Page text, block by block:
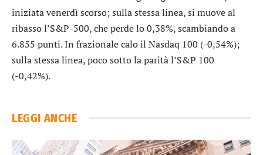
iniziata venerdì scorso; sulla stessa linea, si muove al
ribasso l’S&P-500, che perde lo 0,38%, scambiando a
6.855 punti. In frazionale calo il Nasdaq 100 (-0,54%);
sulla stessa linea, poco sotto la parità l’S&P 100
(-0,42%).
LEGGI ANCHE